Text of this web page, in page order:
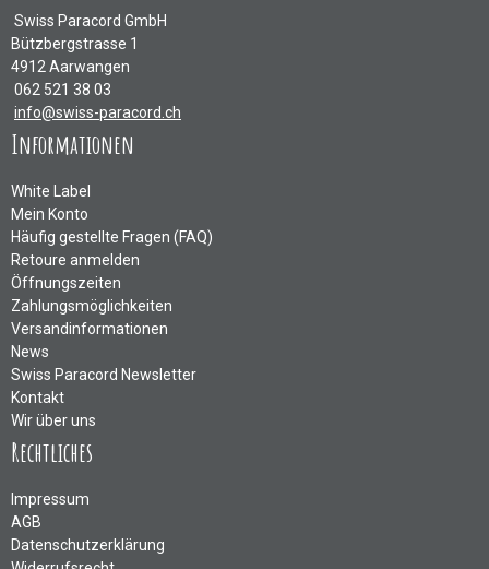
Swiss Paracord GmbH
Bützbergstrasse 1
4912 Aarwangen
062 521 38 03
info@swiss-paracord.ch
Informationen
White Label
Mein Konto
Häufig gestellte Fragen (FAQ)
Retoure anmelden
Öffnungszeiten
Zahlungsmöglichkeiten
Versandinformationen
News
Swiss Paracord Newsletter
Kontakt
Wir über uns
Rechtliches
Impressum
AGB
Datenschutzerklärung